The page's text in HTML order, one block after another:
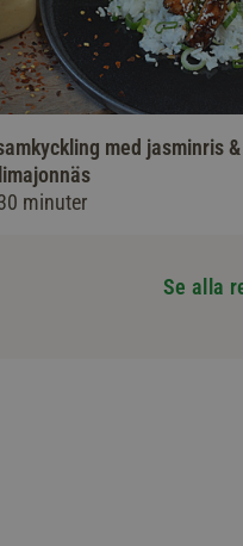
med jasminris &
minuter
Se alla